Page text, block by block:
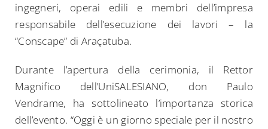
ingegneri, operai edili e membri dell’impresa
responsabile dell’esecuzione dei lavori – la
“Conscape” di Araçatuba.
Durante l’apertura della cerimonia, il Rettor
Magnifico dell’UniSALESIANO, don Paulo
Vendrame, ha sottolineato l’importanza storica
dell’evento. “Oggi è un giorno speciale per il nostro